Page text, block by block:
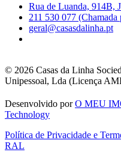
Rua de Luanda, 914B,
211 530 077
geral@casasdalinha.pt
© 2026 Casas da Linha
Unipessoal, Lda (Licença
Desenvolvido porO MEU
Technology
Política de Privacidade e
RAL